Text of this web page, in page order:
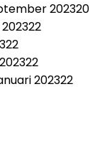
202320
22
22
22
202322